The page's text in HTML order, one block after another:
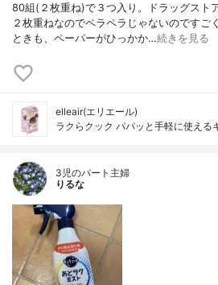
80組(２枚重ね)で３つ入り。ドラッグスト
２枚重ねなのでペラペラじゃないのですご
ときも、ペーパーがひっかか…続きを見る
elleair(エリエール)
ラクらクック パパッと手軽に使える
3児のパート主婦
りるな